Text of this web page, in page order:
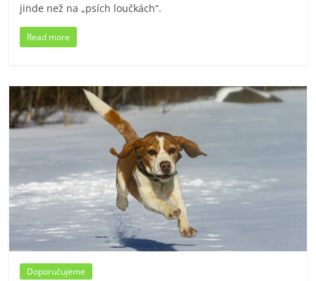
jinde než na „psích loučkách“.
Read more
Doporučujeme